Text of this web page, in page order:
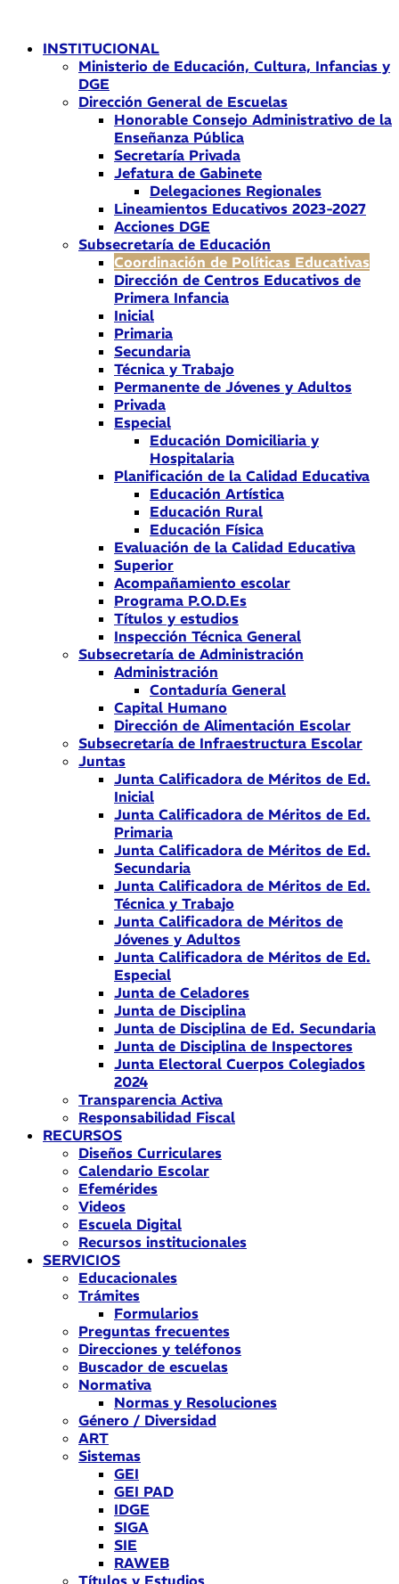
contenidoINSTITUCIONAL
Ministerio de Educación, Cultura, Infancias y
DGE
Dirección General de Escuelas
Honorable Consejo Administrativo de la
Enseñanza Pública
Secretaría Privada
Jefatura de Gabinete
Delegaciones Regionales
Lineamientos Educativos 2023-2027
Acciones DGE
Subsecretaría de Educación
Coordinación de Políticas Educativas
Dirección de Centros Educativos de
Primera Infancia
Inicial
Primaria
Secundaria
Técnica y Trabajo
Permanente de Jóvenes y Adultos
Privada
Especial
Educación Domiciliaria y
Hospitalaria
Planificación de la Calidad Educativa
Educación Artística
Educación Rural
Educación Física
Evaluación de la Calidad Educativa
Superior
Acompañamiento escolar
Programa P.O.D.Es
Títulos y estudios
Inspección Técnica General
Subsecretaría de Administración
Administración
Contaduría General
Capital Humano
Dirección de Alimentación Escolar
Subsecretaría de Infraestructura Escolar
Juntas
Junta Calificadora de Méritos de Ed.
Inicial
Junta Calificadora de Méritos de Ed.
Primaria
Junta Calificadora de Méritos de Ed.
Secundaria
Junta Calificadora de Méritos de Ed.
Técnica y Trabajo
Junta Calificadora de Méritos de
Jóvenes y Adultos
Junta Calificadora de Méritos de Ed.
Especial
Junta de Celadores
Junta de Disciplina
Junta de Disciplina de Ed. Secundaria
Junta de Disciplina de Inspectores
Junta Electoral Cuerpos Colegiados
2024
Transparencia Activa
Responsabilidad Fiscal
RECURSOS
Diseños Curriculares
Calendario Escolar
Efemérides
Videos
Escuela Digital
Recursos institucionales
SERVICIOS
Educacionales
Trámites
Formularios
Preguntas frecuentes
Direcciones y teléfonos
Buscador de escuelas
Normativa
Normas y Resoluciones
Género / Diversidad
ART
Sistemas
GEI
GEI PAD
IDGE
SIGA
SIE
RAWEB
Títulos y Estudios